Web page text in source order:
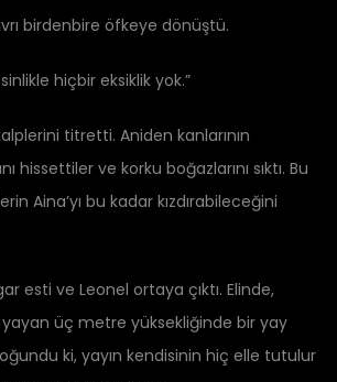
birdenbire öfkeye dönüştü.
hiçbir eksiklik yok.”
titretti. Aniden kanlarının
hissettiler ve korku boğazlarını sıktı. Bu
Aina’yı bu kadar kızdırabileceğini
esti ve Leonel ortaya çıktı. Elinde,
üç metre yüksekliğinde bir yay
ki, yayın kendisinin hiç elle tutulur